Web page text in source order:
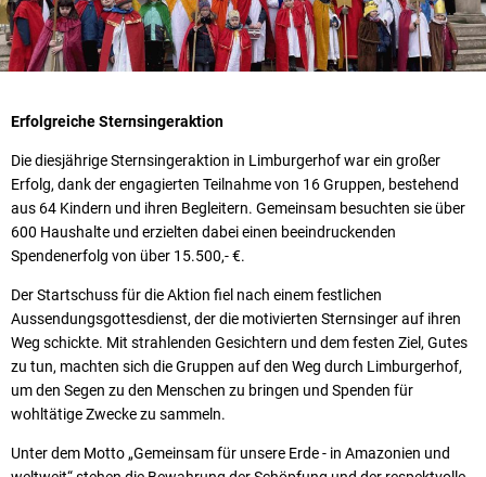
Erfolgreiche Sternsingeraktion
Die diesjährige Sternsingeraktion in Limburgerhof war ein großer
Erfolg, dank der engagierten Teilnahme von 16 Gruppen, bestehend
aus 64 Kindern und ihren Begleitern. Gemeinsam besuchten sie über
600 Haushalte und erzielten dabei einen beeindruckenden
Spendenerfolg von über 15.500,- €.
Der Startschuss für die Aktion fiel nach einem festlichen
Aussendungsgottesdienst, der die motivierten Sternsinger auf ihren
Weg schickte. Mit strahlenden Gesichtern und dem festen Ziel, Gutes
zu tun, machten sich die Gruppen auf den Weg durch Limburgerhof,
um den Segen zu den Menschen zu bringen und Spenden für
wohltätige Zwecke zu sammeln.
Unter dem Motto „Gemeinsam für unsere Erde - in Amazonien und